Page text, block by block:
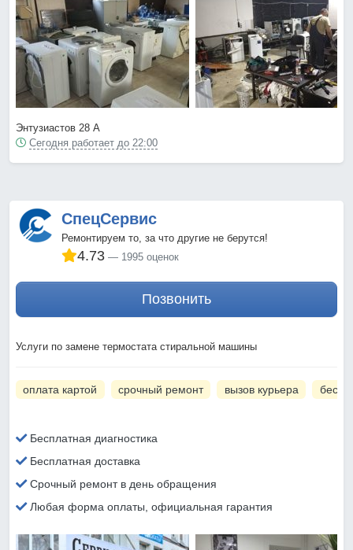
Энтузиастов 28 А
Сегодня работает до 22:00
СпецСервис
Ремонтируем то, за что другие не берутся!
4.73 1995 оценок
Позвонить
Услуги по замене термостата стиральной машины
оплата картой срочный ремонт вызов курьера
Бесплатная диагностика
Бесплатная доставка
Срочный ремонт в день обращения
Любая форма оплаты, официальная гарантия